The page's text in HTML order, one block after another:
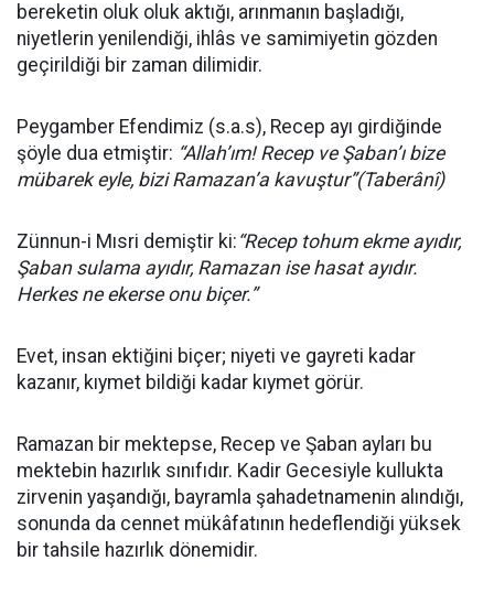
bereketin oluk oluk aktığı, arınmanın başladığı,
niyetlerin yenilendiği, ihlâs ve samimiyetin gözden
geçirildiği bir zaman dilimidir.
Peygamber Efendimiz (s.a.s), Recep ayı girdiğinde
şöyle dua etmiştir: “Allah’ım! Recep ve Şaban’ı bize
mübarek eyle, bizi Ramazan’a kavuştur”(Taberânî)
Zünnun-i Mısri demiştir ki: “Recep tohum ekme ayıdır,
Şaban sulama ayıdır, Ramazan ise hasat ayıdır.
Herkes ne ekerse onu biçer.”
Evet, insan ektiğini biçer; niyeti ve gayreti kadar
kazanır, kıymet bildiği kadar kıymet görür.
Ramazan bir mektepse, Recep ve Şaban ayları bu
mektebin hazırlık sınıfıdır. Kadir Gecesiyle kullukta
zirvenin yaşandığı, bayramla şahadetnamenin alındığı,
sonunda da cennet mükâfatının hedeflendiği yüksek
bir tahsile hazırlık dönemidir.